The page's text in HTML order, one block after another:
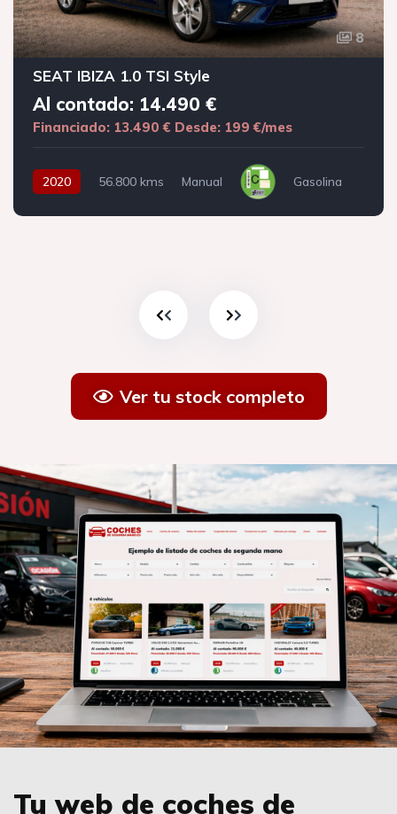
8
SEAT IBIZA 1.0 TSI Style
Al contado: 14.490 €
Financiado: 13.490 € Desde: 199 €/mes
2020 56.800 kms Manual Gasolina
Ver tu stock completo
Tu web de coches de